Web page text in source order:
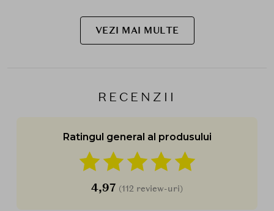
VEZI MAI MULTE
RECENZII
Ratingul general al produsului
4,97 (112 review-uri)